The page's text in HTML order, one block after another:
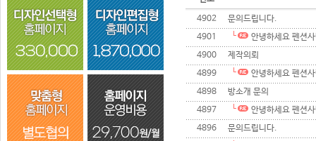
4902
문의드립니다.
4901
안녕하세요 펜션
4900
제작의뢰
4899
안녕하세요 펜션
4898
방소개 문의
4897
안녕하세요 펜션
4896
문의드립니다.